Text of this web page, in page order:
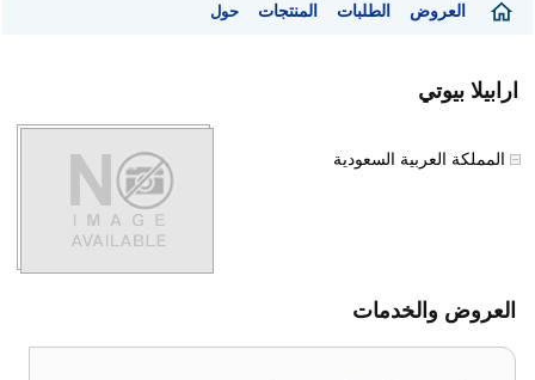
العروض الطلبات المنتجات حول
ارابيلا بيوتي
المملكة العربية السعودية
العروض والخدمات